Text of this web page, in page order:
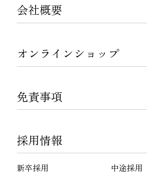
会社概要
オンラインショップ
免責事項
採用情報
新卒採用
中途採用